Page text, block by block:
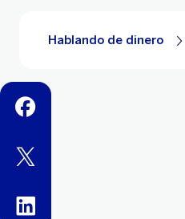
facebook
twitter
linkedin
Hablando de dinero